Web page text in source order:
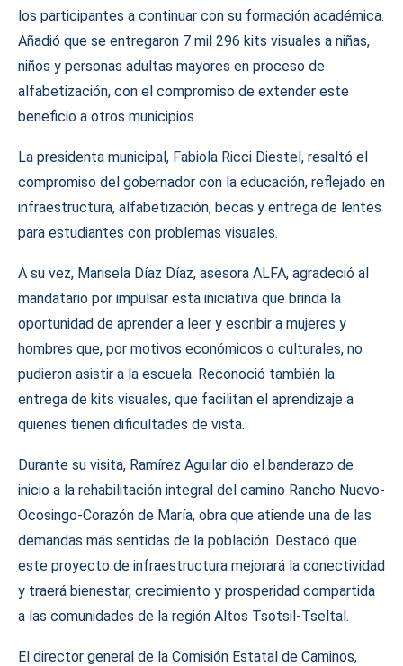
los participantes a continuar con su formación académica.
Añadió que se entregaron 7 mil 296 kits visuales a niñas,
niños y personas adultas mayores en proceso de
alfabetización, con el compromiso de extender este
beneficio a otros municipios.
La presidenta municipal, Fabiola Ricci Diestel, resaltó el
compromiso del gobernador con la educación, reflejado en
infraestructura, alfabetización, becas y entrega de lentes
para estudiantes con problemas visuales.
A su vez, Marisela Díaz Díaz, asesora ALFA, agradeció al
mandatario por impulsar esta iniciativa que brinda la
oportunidad de aprender a leer y escribir a mujeres y
hombres que, por motivos económicos o culturales, no
pudieron asistir a la escuela. Reconoció también la
entrega de kits visuales, que facilitan el aprendizaje a
quienes tienen dificultades de vista.
Durante su visita, Ramírez Aguilar dio el banderazo de
inicio a la rehabilitación integral del camino Rancho Nuevo-
Ocosingo-Corazón de María, obra que atiende una de las
demandas más sentidas de la población. Destacó que
este proyecto de infraestructura mejorará la conectividad
y traerá bienestar, crecimiento y prosperidad compartida
a las comunidades de la región Altos Tsotsil-Tseltal.
El director general de la Comisión Estatal de Caminos,